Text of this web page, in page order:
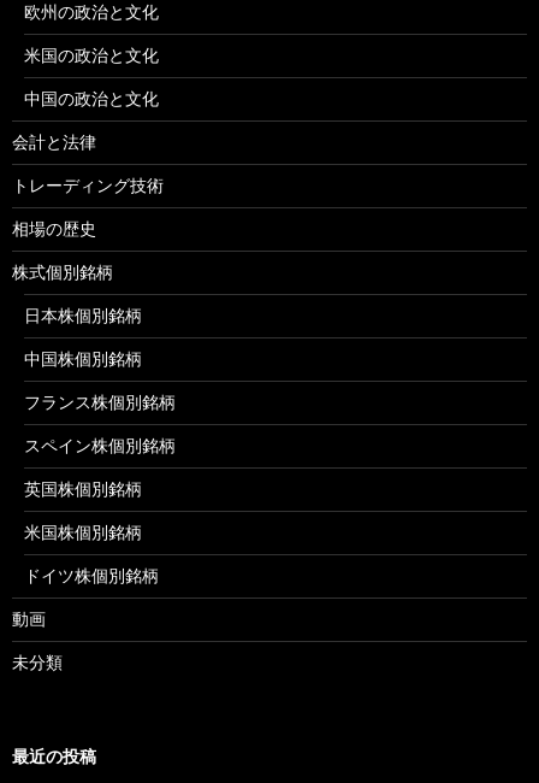
欧州の政治と文化
米国の政治と文化
中国の政治と文化
会計と法律
トレーディング技術
相場の歴史
株式個別銘柄
日本株個別銘柄
中国株個別銘柄
フランス株個別銘柄
スペイン株個別銘柄
英国株個別銘柄
米国株個別銘柄
ドイツ株個別銘柄
動画
未分類
最近の投稿